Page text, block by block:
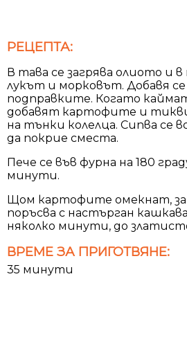
РЕЦЕПТА:
В тава се загрява олиото и в
лукът и морковът. Добавя
подправките. Когато
добавят картофите и
на тънки колелца. Сипва се
да покрие сместа.
Пече се във фурна на 180
минути.
Щом картофите омекнат,
поръсва с настърган
няколко минути, до
ВРЕМЕ ЗА ПРИГОТВЯНЕ:
35 минути